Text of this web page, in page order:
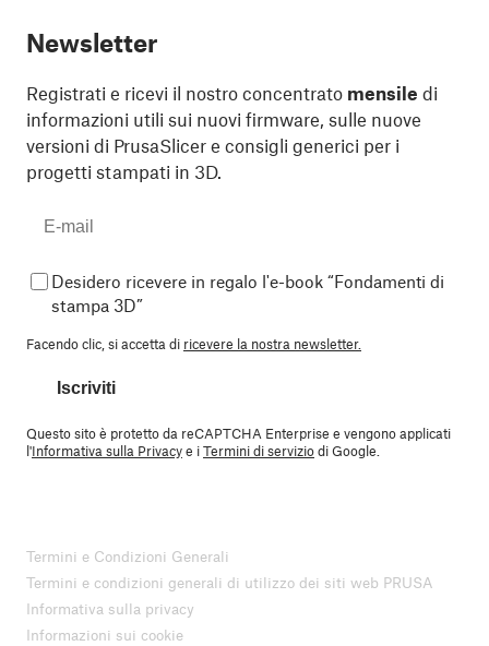
Newsletter
Registrati e ricevi il nostro concentrato mensile di
informazioni utili sui nuovi firmware, sulle nuove
versioni di PrusaSlicer e consigli generici per i
progetti stampati in 3D.
Desidero ricevere in regalo l'e-book “Fondamenti di
stampa 3D”
Facendo clic, si accetta di ricevere la nostra newsletter.
Iscriviti
Questo sito è protetto da reCAPTCHA Enterprise e vengono applicati
l'Informativa sulla Privacye iTermini di serviziodi Google.
Termini e Condizioni Generali
Termini e condizioni generali di utilizzo dei siti web PRUSA
Informativa sulla privacy
Informazioni sui cookie